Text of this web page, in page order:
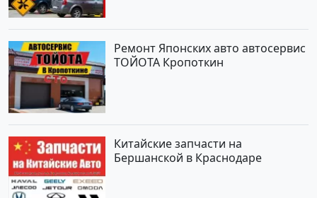
Ремонт Японских авто автосервис
ТОЙОТА Кропоткин
Китайские запчасти на
Бершанской в Краснодаре